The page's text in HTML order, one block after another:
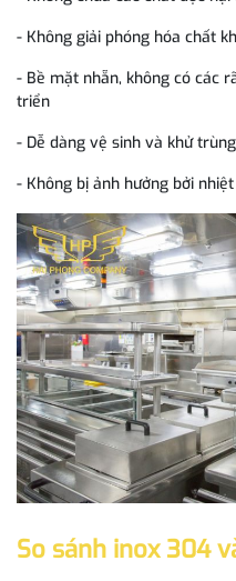
- Không giải phóng hóa chất
- Bề mặt nhẵn, không có các
triển
- Dễ dàng vệ sinh và khử trùng
- Không bị ảnh hưởng bởi
So sánh inox 304